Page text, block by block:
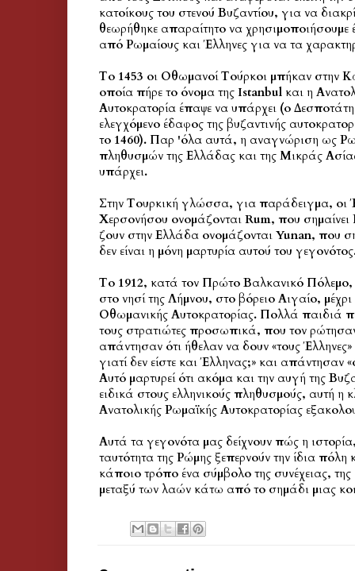
κατοίκους του στενού Βυζαντίου, για να
θεωρήθηκε απαραίτητο να χρησιμοποιήσουμε
από Ρωμαίους και Έλληνες για να τα
Το 1453 οι Οθωμανοί Τούρκοι μπήκαν στην
οποία πήρε το όνομα της Istanbul και η
Αυτοκρατορία έπαψε να υπάρχει (ο
ελεγχόμενο έδαφος της βυζαντινής
το 1460). Παρ 'όλα αυτά, η αναγνώριση ως
πληθυσμών της Ελλάδας και της Μικράς
υπάρχει.
Στην Τουρκική γλώσσα, για παράδειγμα, οι
Χερσονήσου ονομάζονται Rum, που σημαίνει
ζουν στην Ελλάδα ονομάζονται Yunan, που
δεν είναι η μόνη μαρτυρία αυτού του
Το 1912, κατά τον Πρώτο Βαλκανικό Πόλεμο,
στο νησί της Λήμνου, στο βόρειο Αιγαίο,
Οθωμανικής Αυτοκρατορίας. Πολλά παιδιά
τους στρατιώτες προσωπικά, που τον
απάντησαν ότι ήθελαν να δουν «τους
γιατί δεν είστε και Έλληνας;» και απάντησαν
Αυτό μαρτυρεί ότι ακόμα και την αυγή της
ειδικά στους ελληνικούς πληθυσμούς, αυτή η
Ανατολικής Ρωμαϊκής Αυτοκρατορίας
Αυτά τα γεγονότα μας δείχνουν πώς η
ταυτότητα της Ρώμης ξεπερνούν την ίδια
κάποιο τρόπο ένα σύμβολο της συνέχειας, της
μεταξύ των λαών κάτω από το σημάδι μιας